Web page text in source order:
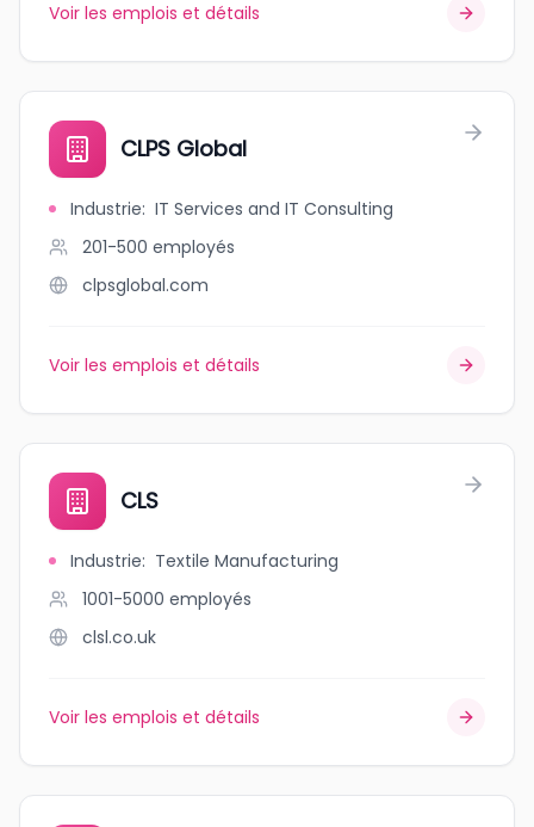
Voir les emplois et détails
CLPS Global
Industrie: IT Services and IT Consulting
201-500 employés
clpsglobal.com
Voir les emplois et détails
CLS
Industrie: Textile Manufacturing
1001-5000 employés
clsl.co.uk
Voir les emplois et détails